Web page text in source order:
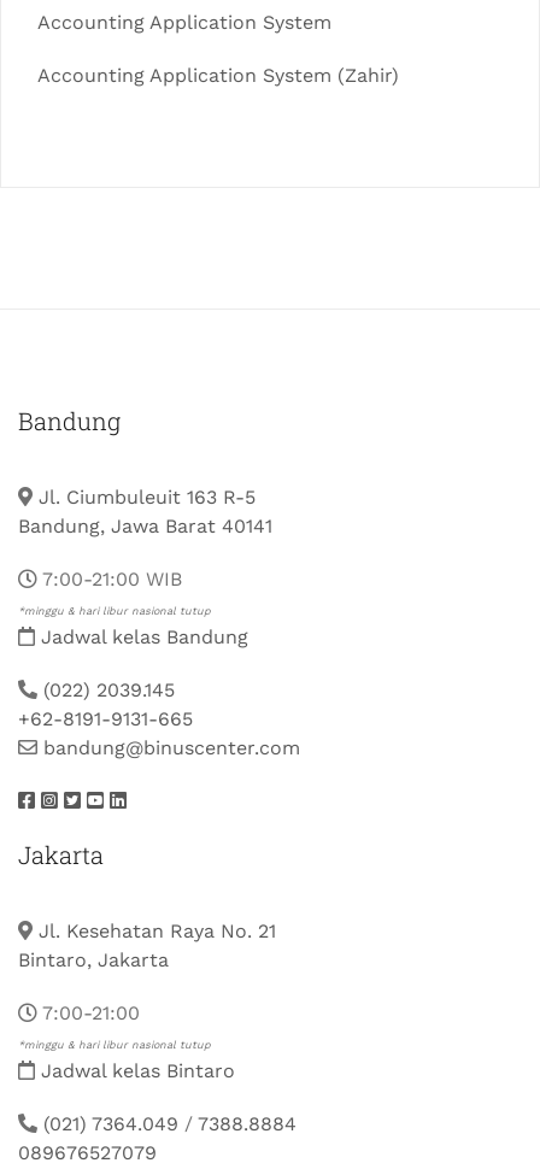
Accounting Application System
Accounting Application System (Zahir)
Bandung
Jl. Ciumbuleuit 163 R-5
Bandung, Jawa Barat 40141
7:00-21:00 WIB
*minggu & hari libur nasional tutup
Jadwal kelas Bandung
(022) 2039.145
+62-8191-9131-665
bandung@binuscenter.com
Jakarta
Jl. Kesehatan Raya No. 21
Bintaro, Jakarta
7:00-21:00
*minggu & hari libur nasional tutup
Jadwal kelas Bintaro
(021) 7364.049 / 7388.8884
089676527079